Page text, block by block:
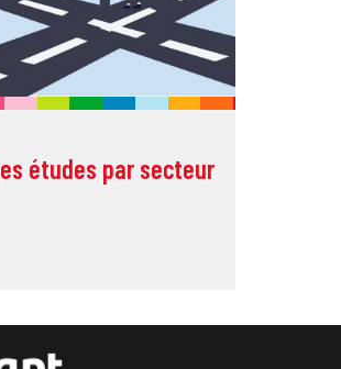
études par secteur